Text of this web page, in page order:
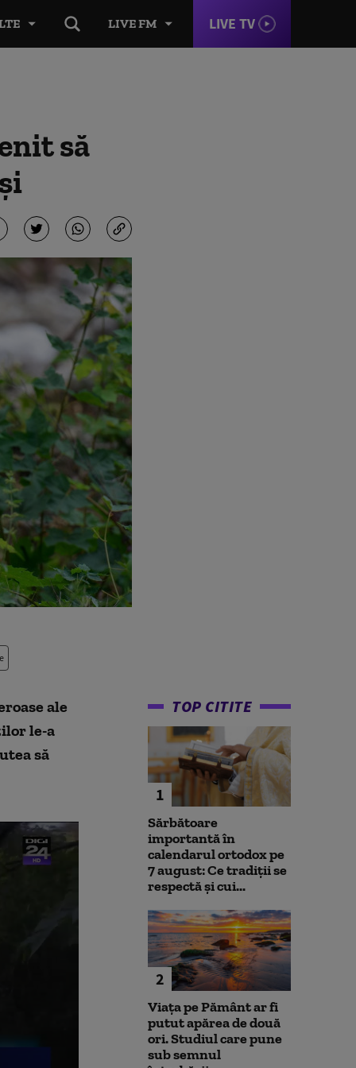
LIVE FM LIVE TV
să
ale
le-a
să
TOP CITITE
1
Sărbătoare
importantă în
calendarul ortodox pe
7 august: Ce tradiții se
respectă și cui...
2
Viața pe Pământ ar fi
putut apărea de două
ori. Studiul care pune
sub semnul